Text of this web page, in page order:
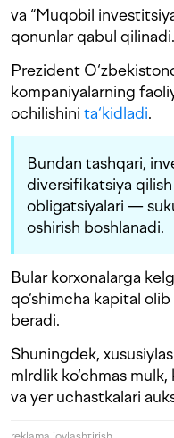
va “Muqobil
qonunlar qabul qilinadi.
Prezident
kompaniyalarning
ochilishini ta‘kidladi.
Bundan tashqari,
diversifikatsiya
obligatsiyalari —
oshirish boshlanadi.
Bular korxonalarga
qo‘shimcha kapital
beradi.
Shuningdek,
mlrdlik ko‘chmas
va yer uchastkalari